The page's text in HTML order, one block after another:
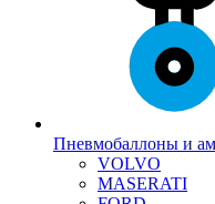
Пневмобаллоны и
VOLVO
MASERATI